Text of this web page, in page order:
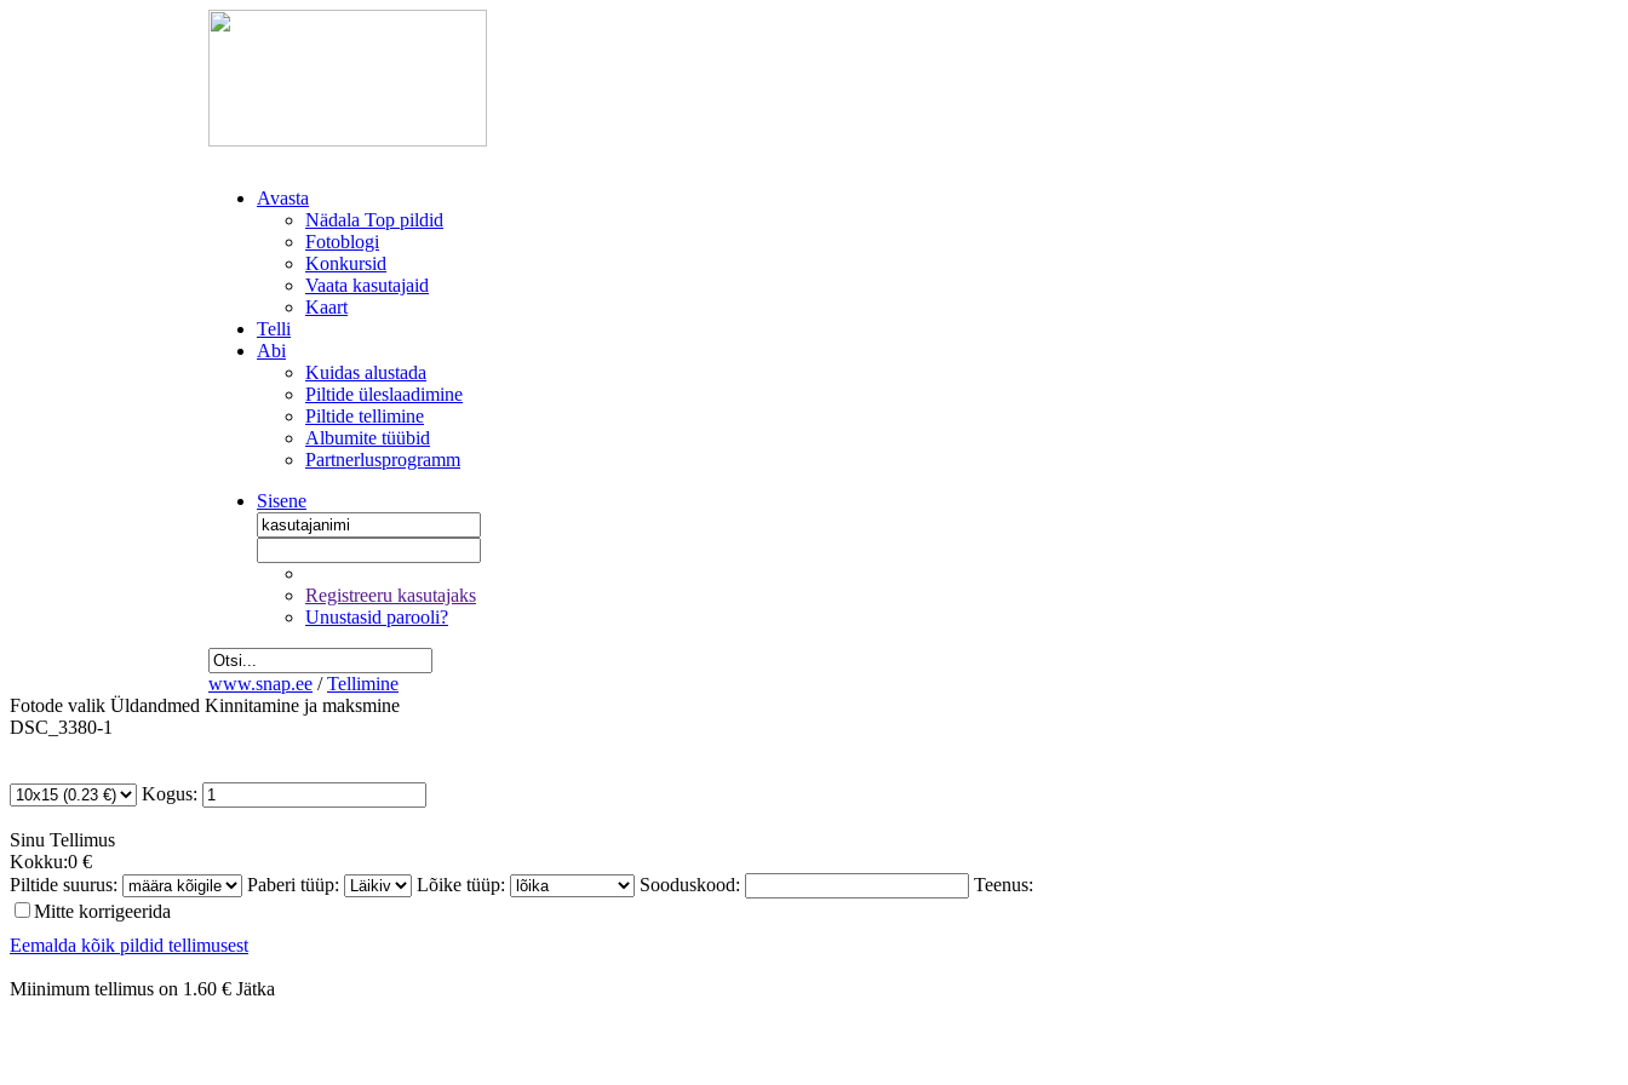
Avasta
Nädala Top pildid
Fotoblogi
Konkursid
Vaata kasutajaid
Kaart
Telli
Abi
Kuidas alustada
Piltide üleslaadimine
Piltide tellimine
Albumite tüübid
Partnerlusprogramm
Sisene
Registreeru kasutajaks
Unustasid parooli?
www.snap.ee / Tellimine
Fotode valik Üldandmed Kinnitamine ja maksmine
DSC_3380-1
Kogus:
Sinu Tellimus
Kokku:0 €
Piltide suurus:
Paberi tüüp: Lõike tüüp: Sooduskood:
Teenus:
Mitte korrigeerida
Eemalda kõik pildid tellimusest
Miinimum tellimus on 1.60 € Jätka